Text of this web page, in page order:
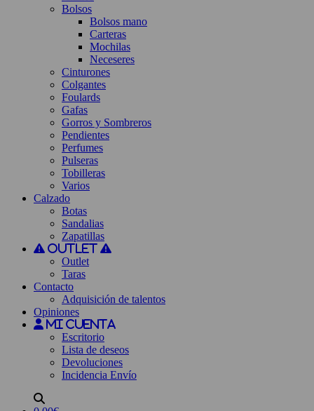
Bolsos
Bolsos mano
Carteras
Mochilas
Neceseres
Cinturones
Colgantes
Foulards
Gafas
Gorros y Sombreros
Pendientes
Perfumes
Pulseras
Tobilleras
Varios
Calzado
Botas
Sandalias
Zapatillas
Outlet
Outlet
Taras
Contacto
Adquisición de talentos
Opiniones
Mi cuenta
Escritorio
Lista de deseos
Devoluciones
Incidencia Envío